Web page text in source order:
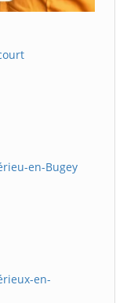
en-Bugey
en-